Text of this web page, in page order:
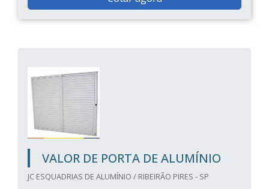
VALOR DE PORTA DE ALUMÍNIO
JC ESQUADRIAS DE ALUMÍNIO / RIBEIRÃO PIRES - SP